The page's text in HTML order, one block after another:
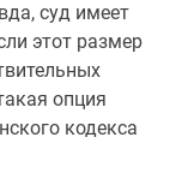
суд имеет
этот размер
опция
кодекса